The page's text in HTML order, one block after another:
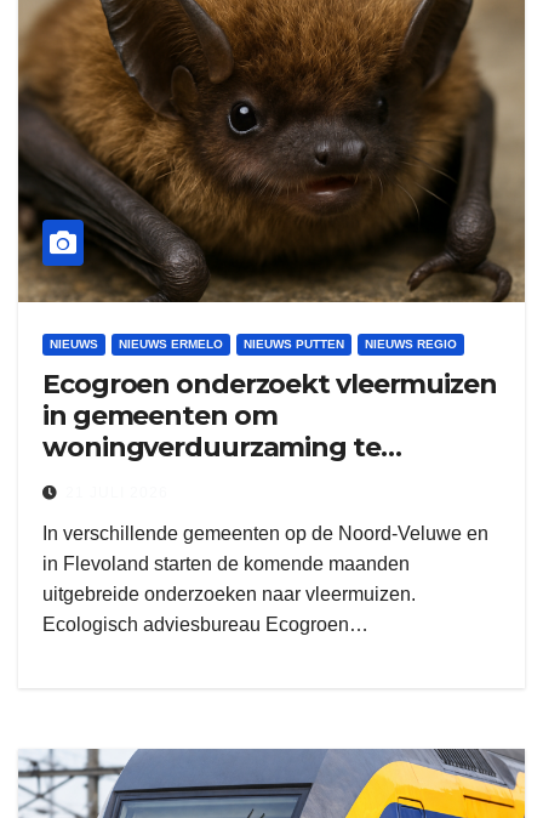
NIEUWS NIEUWS ERMELO NIEUWS PUTTEN NIEUWS REGIO
Ecogroen onderzoekt vleermuizen
in gemeenten om
woningverduurzaming te
versnellen
In verschillende gemeenten op de Noord-Veluwe en
in Flevoland starten de komende maanden
uitgebreide onderzoeken naar vleermuizen.
Ecologisch adviesbureau Ecogroen…